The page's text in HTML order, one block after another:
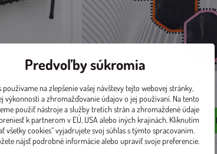
lem
Do košíka
Výplet 8H JumpingSport VYBERTE
farbu-napíšte do POZNÁMKY
Skladom
61 €
Predvoľby súkromia
používame na zlepšenie vašej návštevy tejto webovej stránky,
výkonnosti a zhromažďovanie údajov o jej používaní. Na tento
použiť nástroje a služby tretích strán a zhromaždené údaje
k partnerom v EÚ, USA alebo iných krajinách. Kliknutím
všetky cookies“ vyjadrujete svoj súhlas s týmto spracovaním.
nájsť podrobné informácie alebo upraviť svoje preferencie.